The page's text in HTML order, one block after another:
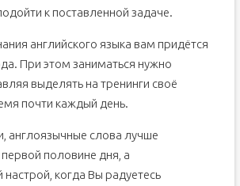
к поставленной задаче.
английского языка вам придётся
При этом заниматься нужно
выделять на тренинги своё
почти каждый день.
англоязычные слова лучше
половине дня, а
настрой, когда Вы радуетесь